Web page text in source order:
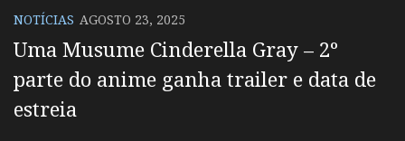
NOTÍCIAS AGOSTO 23, 2025
Uma Musume Cinderella Gray – 2º
parte do anime ganha trailer e data de
estreia